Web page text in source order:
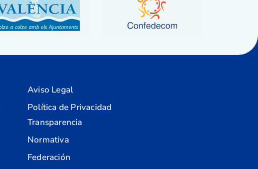
Aviso Legal
Política de Privacidad
Transparencia
Normativa
Federación